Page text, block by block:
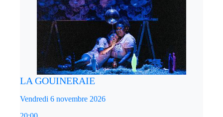
LA GOUINERAIE
Vendredi 6 novembre 2026